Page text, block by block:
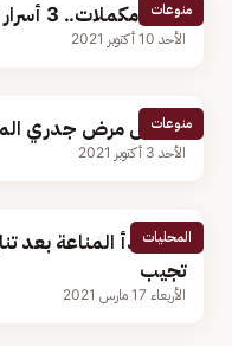
منوعات
بدون مكملات.. 3 أسرار لتقوية المناعة طبيعيًا
الأحد 10 أكتوبر 2021
منوعات
أعراض مرض جدري
الأحد 3 أكتوبر 2021
المحليات
متى تبدأ المناعة بعد
تجيب
الأربعاء 17 مارس 2021